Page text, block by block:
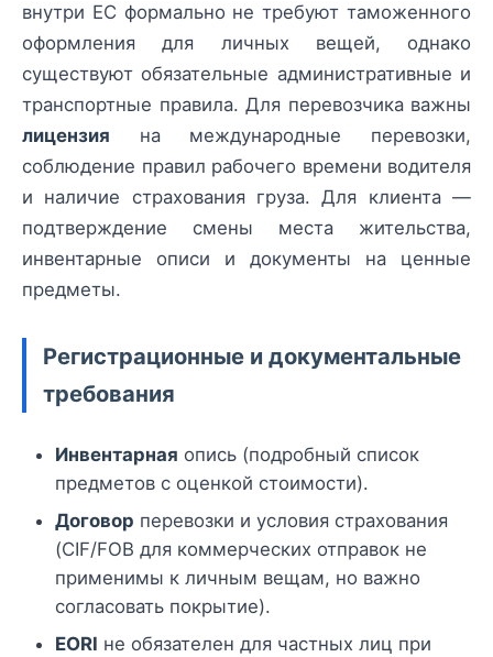
внутри ЕС формально не требуют таможенного
оформления для личных вещей, однако
существуют обязательные административные и
транспортные правила. Для перевозчика важны
лицензия на международные перевозки,
соблюдение правил рабочего времени водителя
и наличие страхования груза. Для клиента —
подтверждение смены места жительства,
инвентарные описи и документы на ценные
предметы.
Регистрационные и документальные
требования
Инвентарная опись (подробный список
предметов с оценкой стоимости).
Договор перевозки и условия страхования
(CIF/FOB для коммерческих отправок не
применимы к личным вещам, но важно
согласовать покрытие).
EORI не обязателен для частных лиц при